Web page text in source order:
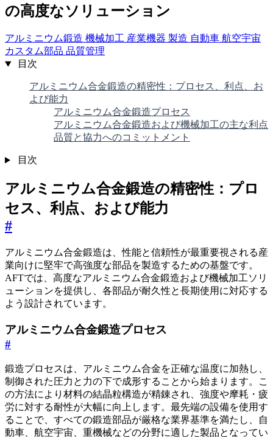
の高度なソリューション
アルミニウム鍛造 機械加工 産業機器 製造 自動車 航空宇宙
カスタム部品 品質管理
目次
アルミニウム合金鍛造の精密性：プロセス、利点、お
よび能力
アルミニウム合金鍛造プロセス
アルミニウム合金鍛造および機械加工の主な利点
品質と協力へのコミットメント
目次
アルミニウム合金鍛造の精密性：プロ
セス、利点、および能力
#
アルミニウム合金鍛造は、性能と信頼性が最重要視される産
業向けに堅牢で高強度な部品を製造するための基盤です。
AFTでは、高度なアルミニウム合金鍛造および機械加工ソリ
ューションを提供し、各部品が耐久性と長期使用に対応する
よう設計されています。
アルミニウム合金鍛造プロセス
#
鍛造プロセスは、アルミニウム合金を正確な温度に加熱し、
制御された圧力と力の下で成形することから始まります。こ
の方法により材料の結晶粒構造が精錬され、強度や摩耗・疲
労に対する耐性が大幅に向上します。最先端の設備を使用す
ることで、すべての鍛造部品が厳格な業界基準を満たし、自
動車、航空宇宙、重機械などの分野に適した製品となってい